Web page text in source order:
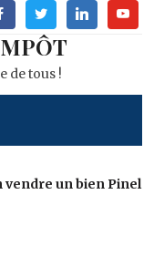
TwitterLinkedin
de tous !
vendre un bien Pinel